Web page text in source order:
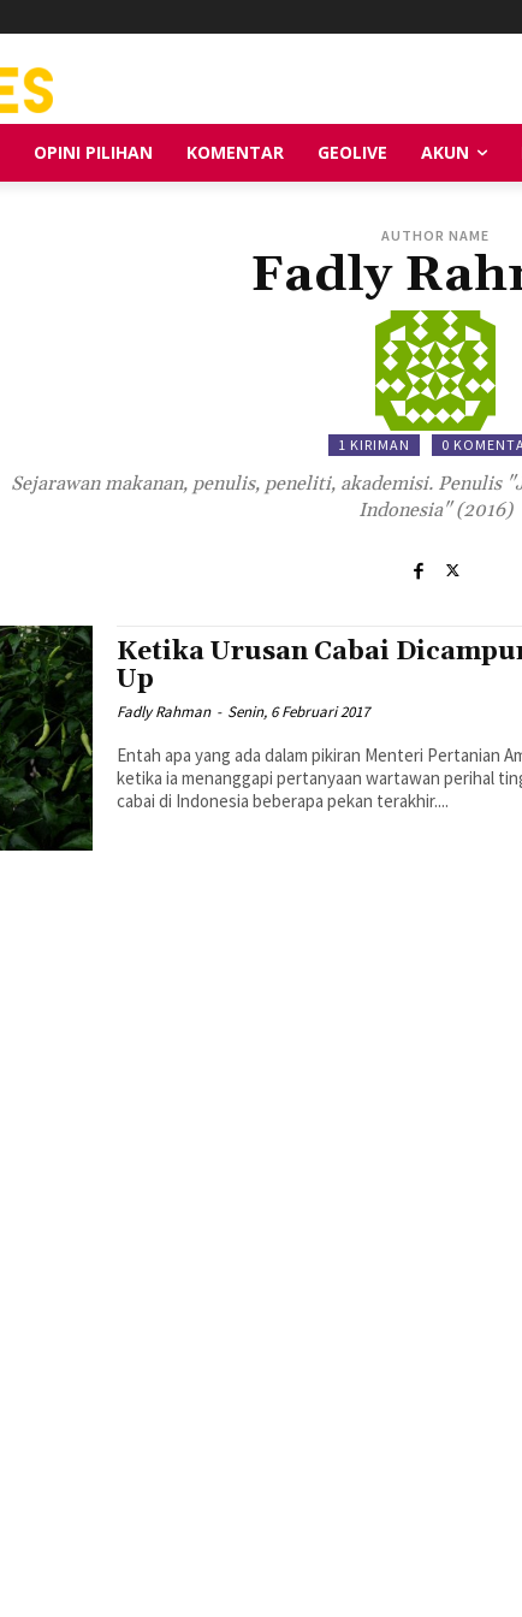
OPINI PILIHAN KOMENTAR GEOLIVE AKUN
AUTHOR NAME
Fadly
1 KIRIMAN 0
Sejarawan makanan, penulis, peneliti, akademisi. Penulis
Indonesia" (2016)
Ketika Urusan Cabai
Up
Fadly Rahman - Senin, 6 Februari 2017
Entah apa yang ada dalam pikiran Menteri Pertanian
ketika ia menanggapi pertanyaan wartawan perihal
cabai di Indonesia beberapa pekan terakhir....